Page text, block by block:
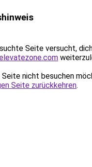
Seite versucht,
Seite nicht besuchen
Seite zurückkehren.